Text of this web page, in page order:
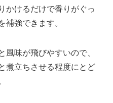
かけるだけで香りがぐっ
補強できます。
風味が飛びやすいので、
煮立ちさせる程度にとど